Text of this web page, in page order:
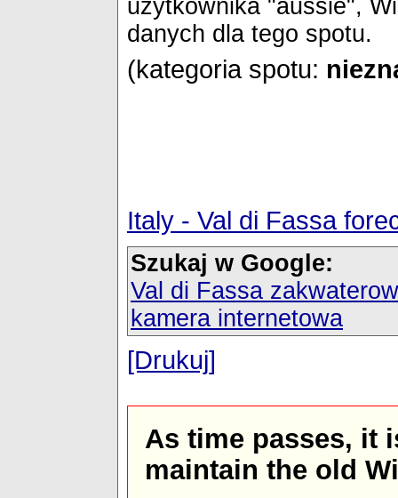
użytkownika "aussie",
danych dla tego spotu.
(kategoria spotu:
Italy - Val di Fassa
Szukaj w Google:
Val di Fassa
kamera internetowa
[Drukuj]
As time passes, it
maintain the old